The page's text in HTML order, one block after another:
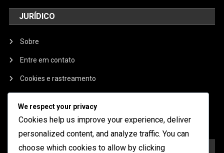
JURÍDICO
Sobre
Entre em contato
Cookies e rastreamento
Termos e condições
CATEGORIAS
We respect your privacy
Cookies help us improve your experience, deliver
personalized content, and analyze traffic. You can
choose which cookies to allow by clicking